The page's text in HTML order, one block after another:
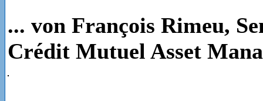
... von François Rimeu,
Crédit Mutuel Asset